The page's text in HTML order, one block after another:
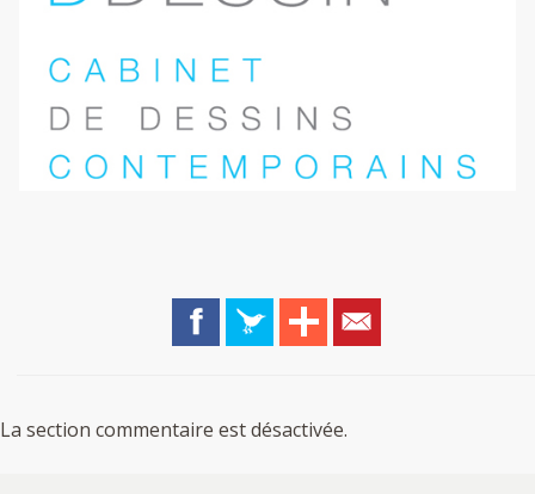
La section commentaire est désactivée.